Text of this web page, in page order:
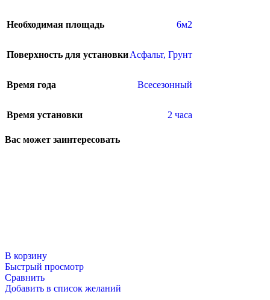
Необходимая площадь 6м2
Поверхность для установкиАсфальт, Грунт
Время года Всесезонный
Время установки 2 часа
Вас может заинтересовать
В корзину
Быстрый просмотр
Сравнить
Добавить в список желаний